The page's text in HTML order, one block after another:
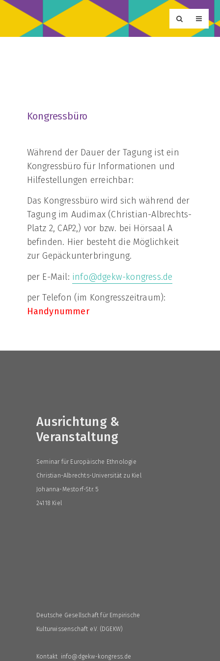
Kongressbüro
Während der Dauer der Tagung ist ein
Kongressbüro für Informationen und
Hilfestellungen erreichbar:
Das Kongressbüro wird sich während der
Tagung im Audimax (Christian-Albrechts-
Platz 2, CAP2,) vor bzw. bei Hörsaal A
befinden. Hier besteht die Möglichkeit
zur Gepäckunterbringung.
per E-Mail: info@dgekw-kongress.de
per Telefon (im Kongresszeitraum):
Handynummer
Ausrichtung &
Veranstaltung
Seminar für Europäische Ethnologie
Christian-Albrechts-Universität zu Kiel
Johanna-Mestorf-Str. 5
24118 Kiel
Deutsche Gesellschaft für Empirische
Kulturwissenschaft e.V. (DGEKW)
Kontakt info@dgekw-kongress.de